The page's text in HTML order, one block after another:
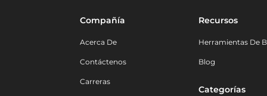
Compañía
Acerca De
Contáctenos
Carreras
Recursos
Herramientas De
Blog
Categorías